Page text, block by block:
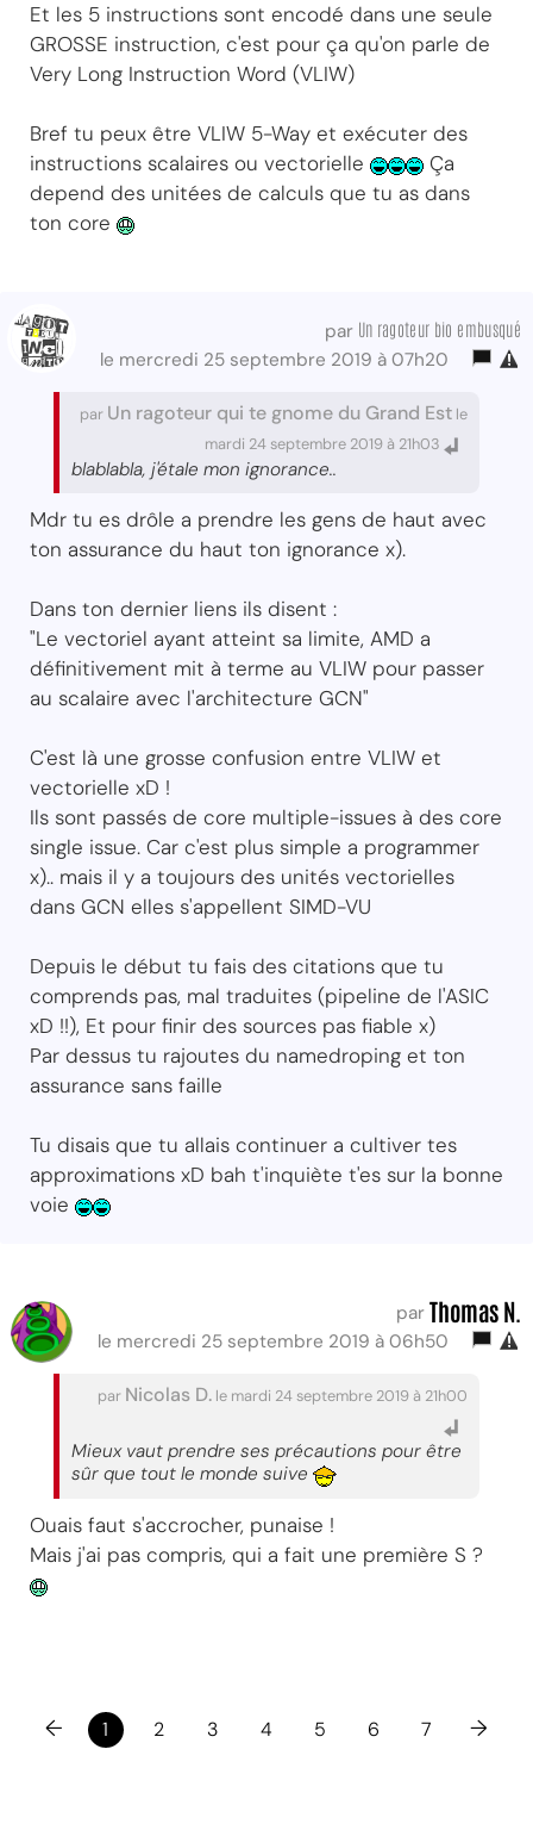
Et les 5 instructions sont encodé dans une seule
GROSSE instruction, c'est pour ça qu'on parle de
Very Long Instruction Word (VLIW)
Bref tu peux être VLIW 5-Way et exécuter des
instructions scalaires ou vectorielle
Ça
depend des unitées de calculs que tu as dans
ton core
par Un ragoteur bio embusqué
le mercredi 25 septembre 2019 à 07h20
par Un ragoteur qui te gnome du Grand Est le
mardi 24 septembre 2019 à 21h03
blablabla, j'étale mon ignorance..
Mdr tu es drôle a prendre les gens de haut avec
ton assurance du haut ton ignorance x).
Dans ton dernier liens ils disent :
"Le vectoriel ayant atteint sa limite, AMD a
définitivement mit à terme au VLIW pour passer
au scalaire avec l'architecture GCN"
C'est là une grosse confusion entre VLIW et
vectorielle xD !
Ils sont passés de core multiple-issues à des core
single issue. Car c'est plus simple a programmer
x).. mais il y a toujours des unités vectorielles
dans GCN elles s'appellent SIMD-VU
Depuis le début tu fais des citations que tu
comprends pas, mal traduites (pipeline de l'ASIC
xD !!), Et pour finir des sources pas fiable x)
Par dessus tu rajoutes du namedroping et ton
assurance sans faille
Tu disais que tu allais continuer a cultiver tes
approximations xD bah t'inquiète t'es sur la bonne
voie
par Thomas N.
le mercredi 25 septembre 2019 à 06h50
par Nicolas D. le mardi 24 septembre 2019 à 21h00
Mieux vaut prendre ses précautions pour être
sûr que tout le monde suive
Ouais faut s'accrocher, punaise !
Mais j'ai pas compris, qui a fait une première S ?
← 1 2 3 4 5 6 7 →